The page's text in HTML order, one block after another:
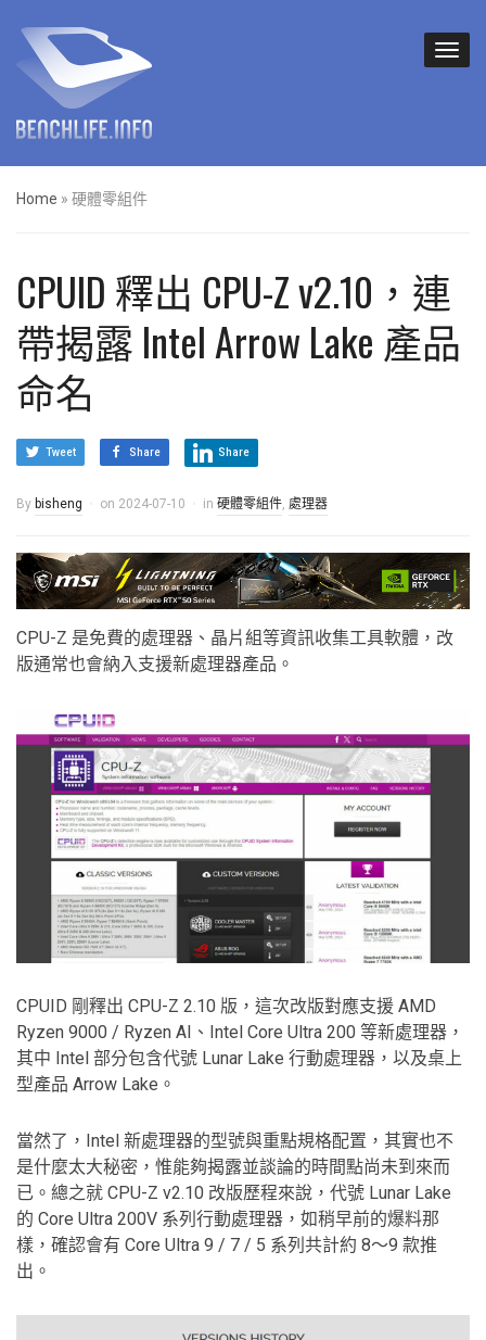
Home » 硬體零組件
CPUID 釋出 CPU-Z v2.10，連
帶揭露 Intel Arrow Lake 產品
命名
Tweet Share Share
By bisheng on 2024-07-10 in 硬體零組件, 處理器
CPU-Z 是免費的處理器、晶片組等資訊收集工具軟體，改
版通常也會納入支援新處理器產品。
CPUID 剛釋出 CPU-Z 2.10 版，這次改版對應支援 AMD
Ryzen 9000 / Ryzen AI、Intel Core Ultra 200 等新處理器，
其中 Intel 部分包含代號 Lunar Lake 行動處理器，以及桌上
型產品 Arrow Lake。
當然了，Intel 新處理器的型號與重點規格配置，其實也不
是什麼太大秘密，惟能夠揭露並談論的時間點尚未到來而
已。總之就 CPU-Z v2.10 改版歷程來說，代號 Lunar Lake
的 Core Ultra 200V 系列行動處理器，如稍早前的爆料那
樣，確認會有 Core Ultra 9 / 7 / 5 系列共計約 8～9 款推
出。